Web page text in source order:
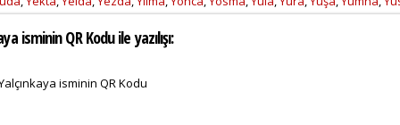
isminin QR Kodu ile yazılışı: